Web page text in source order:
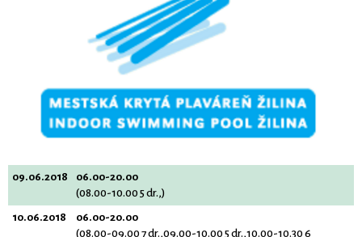
09.06.2018
06.00-20.00
(08.00-10.00 5 dr.,)
10.06.2018
06.00-20.00
(08.00-09.00 7 dr.,09.00-10.00 5 dr.,10.00-10.30 6